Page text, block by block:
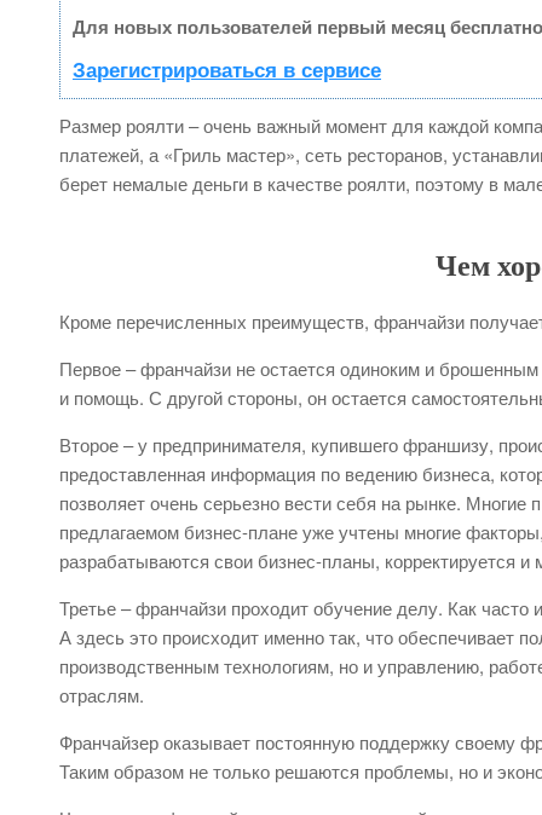
Для новых пользователей первый месяц
Зарегистрироваться в сервисе
Размер роялти – очень важный момент для каждой
платежей, а «Гриль мастер», сеть ресторанов,
берет немалые деньги в качестве роялти, поэтому в
Чем
Кроме перечисленных преимуществ, франчайзи
Первое – франчайзи не остается одиноким и брошенным
и помощь. С другой стороны, он остается
Второе – у предпринимателя, купившего франшизу,
предоставленная информация по ведению бизнеса,
позволяет очень серьезно вести себя на рынке.
предлагаемом бизнес-плане уже учтены многие
разрабатываются свои бизнес-планы, корректируется
Третье – франчайзи проходит обучение делу. Как
А здесь это происходит именно так, что обеспечивает
производственным технологиям, но и управлению,
отраслям.
Франчайзер оказывает постоянную поддержку своему
Таким образом не только решаются проблемы, но и